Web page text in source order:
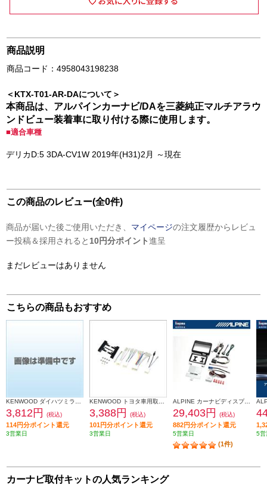
商品説明
商品コード：4958043198238
＜KTX-T01-AR-DAについて＞
本商品は、アルパインカーナビ/DAを三菱純正マルチアラウ
ンドビュー装着車に取り付ける際に使用します。
■適合車種
デリカD:5 3DA-CV1W 2019年(H31)2月 ～現在
この商品のレビュー(全0件)
商品が届いた後ご使用いただき、 マイページの注文履歴からレビュ
ー投稿＆採用されると 10円分ポイント進呈
まだレビューはありません
こちらの商品もおすすめ
3,812円 (税込)
114円分ポイント還元
3営業日
3,388円 (税込)
101円分ポイント還元
3営業日
ALPINE カーナビディスプレイオーディオ取付けキット N-BOX(JF5/6系)専用 KTX-XF11-NB-56-NR
29,403円 (税込)
882円分ポイント還元
5営業日
(1件)
5営
カーナビ取付キットの人気ランキング